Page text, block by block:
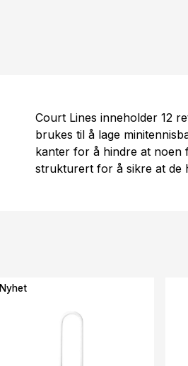
Court Lines inneholder 12
brukes til å lage
kanter for å hindre at noen
strukturert for å sikre at de
Nyhet